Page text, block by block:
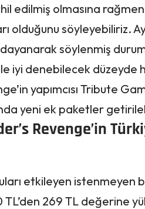
edilmiş olmasına
olduğunu söyleyebiliriz.
söylenmiş
iyi denebilecek düzeyde
yapımcısı Tribute
yeni ek paketler
Revenge’in
etkileyen istenmeyen
TL’den 269 TL değerine